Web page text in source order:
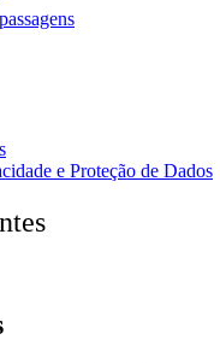
e Proteção de Dados